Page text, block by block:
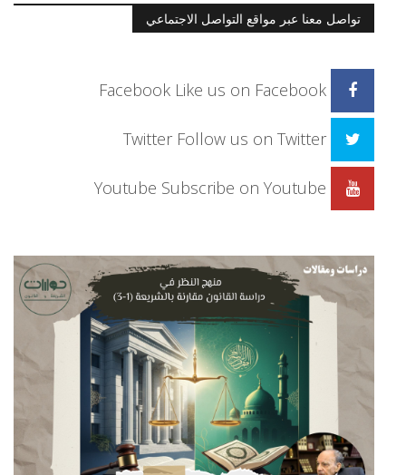
تواصل معنا عبر مواقع التواصل الاجتماعي
Facebook Like us on Facebook
Twitter Follow us on Twitter
Youtube Subscribe on Youtube